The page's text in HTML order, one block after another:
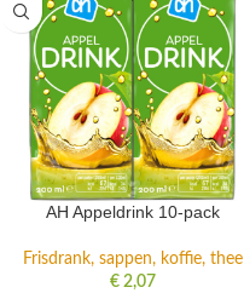
AH Appeldrink 10-pack
Frisdrank, sappen, koffie, thee
€2,07